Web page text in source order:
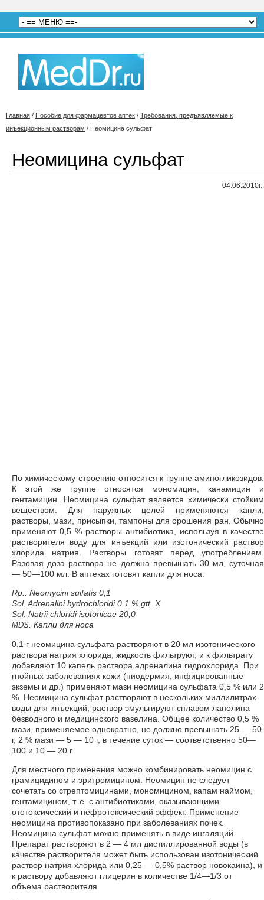
Главная / Пособие для фармацевтов аптек / Требования, предъявляемые к
инъекционным растворам / Неомицина сульфат
Неомицина сульфат
04.06.2010г.
По химическому строению относится к группе аминогликозидов.
К этой же группе относятся мономицин, канамицин и
гентамицин. Неомицина сульфат является химически стойким
веществом. Для наружных целей применяются капли,
растворы, мази, присыпки, тампоны для орошения ран. Обычно
применяют 0,5 % растворы антибиотика, используя в качестве
растворителя воду для инъекций или изотонический раствор
хлорида натрия. Растворы готовят перед употреблением.
Разовая доза раствора не должна превышать 30 мл, суточная
— 50—100 мл. В аптеках готовят капли для носа.
Rp.: Neomycini suifatis 0,1
Sol. Adrenalini hydrochloridi 0,1 % gtt. X
Sol. Natrii chloridi isotonicae 20,0
MDS . Капли для носа
0,1 г неомицина сульфата растворяют в 20 мл изотонического
раствора натрия хлорида, жидкость фильтруют, и к фильтрату
добавляют 10 капель раствора адреналина гидрохлорида. При
гнойных заболеваниях кожи (пиодермия, инфицированные
экземы и др.) применяют мази неомицина сульфата 0,5 % или 2
%. Неомицина сульфат растворяют в нескольких миллилитрах
воды для инъекций, раствор эмульгируют сплавом ланолина
безводного и медицинского вазелина. Общее количество 0,5 %
мази, применяемое однократно, не должно превышать 25 — 50
г, 2 % мази — 5 — 10 г, в течение суток — соответственно 50—
100 и 10 — 20 г.
Для местного применения можно комбинировать неомицин с
грамицидином и эритромицином. Неомицин не следует
сочетать со стрептомицинами, мономицином, капам наймом,
гентамицином, т. е. с антибиотиками, оказывающими
ототоксический и нефротоксический эффект. Применение
неомицина противопоказано при заболеваниях почек.
Неомицина сульфат можно применять в виде ингаляций.
Препарат растворяют в 2 — 4 мл дистиллированной воды (в
качестве растворителя может быть использован изотонический
раствор натрия хлорида или 0,25 — 0,5% раствор новокаина), и
к раствору добавляют глицерин в количестве 1/4—1/3 от
объема растворителя.